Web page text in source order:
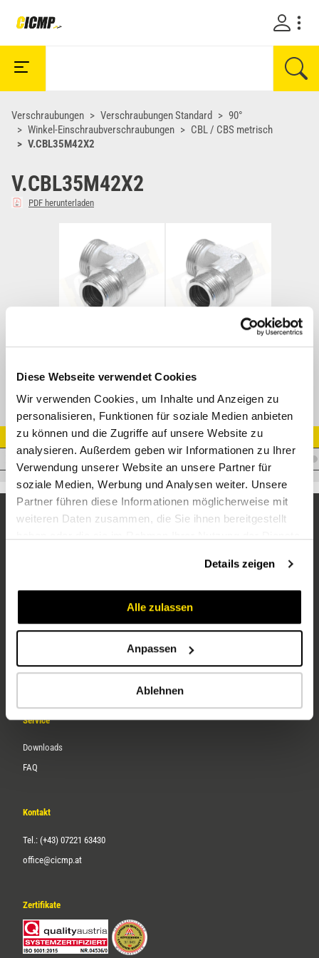
Diese Webseite verwendet Cookies
Wir verwenden Cookies, um Inhalte und Anzeigen zu
personalisieren, Funktionen für soziale Medien anbieten
zu können und die Zugriffe auf unsere Website zu
analysieren. Außerdem geben wir Informationen zu Ihrer
Verwendung unserer Website an unsere Partner für
soziale Medien, Werbung und Analysen weiter. Unsere
Partner führen diese Informationen möglicherweise mit
weiteren Daten zusammen, die Sie ihnen bereitgestellt
Details zeigen
Alle zulassen
Anpassen
Ablehnen
Verschraubungen Verschraubungen Standard
90°
Winkel-Einschraubverschraubungen
CBL / CBS metrisch
V.CBL35M42X2
V.CBL35M42X2
PDF herunterladen
WE-M Winkel-Einschraubverschr.
Artikel Nr.
V.CBL35M42X2
Unternehmen
Karriere
Service
Downloads
FAQ
Kontakt
Tel.: (+43) 07221 63430
office@cicmp.at
Zertifikate